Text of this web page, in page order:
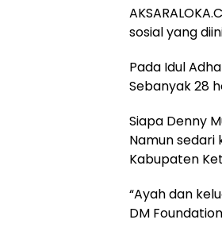
sosial yang
Pada Idul
Sebanyak 28
Siapa Denny
Namun sedari
Kabupaten
“Ayah dan
DM